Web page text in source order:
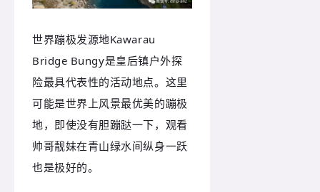
世界蹦极发源地Kawarau
Bridge Bungy是皇后镇户外探
险最具代表性的活动地点。这里
可能是世界上风景最优美的蹦极
地，即使没有胆蹦跶一下，观看
帅哥靓妹在青山绿水间纵身一跃
也是极好的。